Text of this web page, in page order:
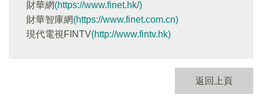
財華網(https://www.finet.hk/)
財華智庫網(https://www.finet.com.cn)
現代電視FINTV(http://www.fintv.hk)
返回上頁